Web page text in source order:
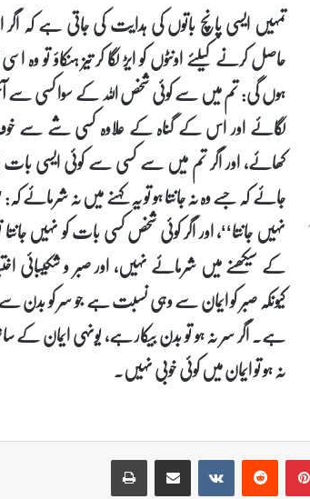
تمہیں ایسی پانچ باتوں کی ہدایت کی جاتی ہے کہ
حاصل کرنے کیلئے اونٹوں کو ایڑ لگا کر تیز ہنکاؤ تو وہ
ہوں گی: تم میں سے کوئی شخص اللہ کے سوا کسی
لگائے اور اس کے گناہ کے علاوہ کسی شے سے
کھائے، اور اگر تم میں سے کسی سے کوئی ایسی بات
جائے کہ جسے وہ نہ جانتا ہو تو یہ کہنے میں نہ شرمائے
نہیں جانتا‘‘، اور اگر کوئی شخص کسی بات کو نہیں
کے سیکھنے میں شرمائے نہیں، اور صبر و شکیبائی
کیونکہ صبر کو ایمان سے وہی نسبت ہے جو سر کو بدن
ہے۔ اگر سر نہ ہو تو بدن بیکار ہے، یونہی ایمان کے
نہ ہو تو ایمان میں کوئی خوبی نہیں۔